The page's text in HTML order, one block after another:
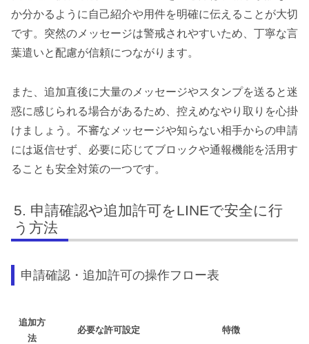
か分かるように自己紹介や用件を明確に伝えることが大切
です。突然のメッセージは警戒されやすいため、丁寧な言
葉遣いと配慮が信頼につながります。
また、追加直後に大量のメッセージやスタンプを送ると迷
惑に感じられる場合があるため、控えめなやり取りを心掛
けましょう。不審なメッセージや知らない相手からの申請
には返信せず、必要に応じてブロックや通報機能を活用す
ることも安全対策の一つです。
申請確認や追加許可をLINEで安全に行
う方法
申請確認・追加許可の操作フロー表
追加方
法
必要な許可設定 特徴